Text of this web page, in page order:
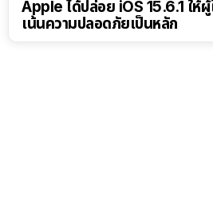
Apple ได้ปล่อย iOS 15.6.1 ให้
เน้นความปลอดภัยเป็นหลัก